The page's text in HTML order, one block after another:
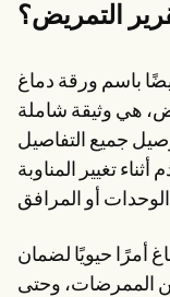
Help Center
Webinars
Switch to Carepatron
Become a Partner
Pricing
Why Carepatron?
Login
التمريض؟
باسم ورقة دماغ
هي وثيقة شاملة
جميع التفاصيل
تغيير المناوبة
أمرًا حيويًا لضمان
الممرضات، وحتى